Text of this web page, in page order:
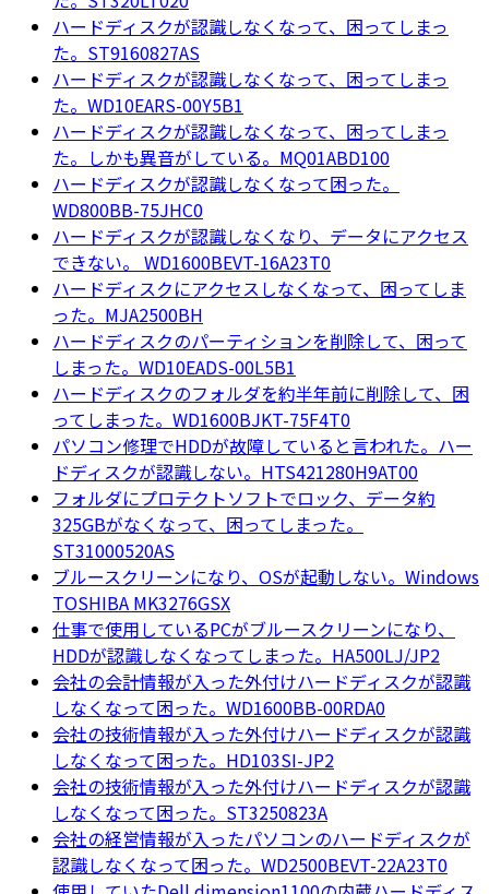
ハードディスクが認識しなくなって、困ってしまっ
た。ST9160827AS
ハードディスクが認識しなくなって、困ってしまっ
た。WD10EARS-00Y5B1
ハードディスクが認識しなくなって、困ってしまっ
た。しかも異音がしている。MQ01ABD100
ハードディスクが認識しなくなって困った。
WD800BB-75JHC0
ハードディスクが認識しなくなり、データにアクセス
できない。 WD1600BEVT-16A23T0
ハードディスクにアクセスしなくなって、困ってしま
った。MJA2500BH
ハードディスクのパーティションを削除して、困って
しまった。WD10EADS-00L5B1
ハードディスクのフォルダを約半年前に削除して、困
ってしまった。WD1600BJKT-75F4T0
パソコン修理でHDDが故障していると言われた。ハー
ドディスクが認識しない。HTS421280H9AT00
フォルダにプロテクトソフトでロック、データ約
325GBがなくなって、困ってしまった。
ST31000520AS
ブルースクリーンになり、OSが起動しない。Windows
TOSHIBA MK3276GSX
仕事で使用しているPCがブルースクリーンになり、
HDDが認識しなくなってしまった。HA500LJ/JP2
会社の会計情報が入った外付けハードディスクが認識
しなくなって困った。WD1600BB-00RDA0
会社の技術情報が入った外付けハードディスクが認識
しなくなって困った。HD103SI-JP2
会社の技術情報が入った外付けハードディスクが認識
しなくなって困った。ST3250823A
会社の経営情報が入ったパソコンのハードディスクが
認識しなくなって困った。WD2500BEVT-22A23T0